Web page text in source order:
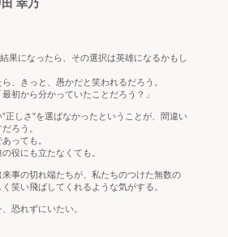
幸乃
果になったら、その選択は英雄になるかもし
、きっと、愚かだと笑われるだろう。
最初から分かっていたことだろう？」
正しさ”を選ばなかったということが、間違い
ろう。
っても。
役にも立たなくても。
事の切れ端たちが、私たちのつけた無数の
笑い飛ばしてくれるような気がする。
恐れずにいたい。